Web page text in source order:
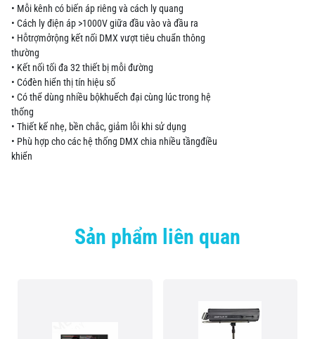
• Mỗi kênh có biến áp riêng và cách ly quang
• Cách ly điện áp >1000V giữa đầu vào và đầu ra
• Hỗtrợmởrộng kết nối DMX vượt tiêu chuẩn thông
thường
• Kết nối tối đa 32 thiết bị mỗi đường
• Cóđèn hiển thị tín hiệu số
• Có thể dùng nhiều bộkhuếch đại cùng lúc trong hệ
thống
• Thiết kế nhẹ, bền chắc, giảm lỗi khi sử dụng
• Phù hợp cho các hệ thống DMX chia nhiều tầngđiều
khiển
Sản phẩm liên quan